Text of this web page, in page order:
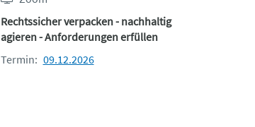
Rechtssicher verpacken - nachhaltig
agieren - Anforderungen erfüllen
Termin: 09.12.2026